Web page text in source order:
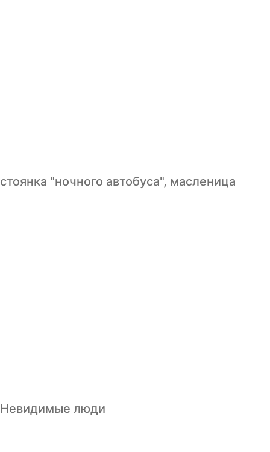
стоянка "ночного автобуса", масленица
Невидимые люди